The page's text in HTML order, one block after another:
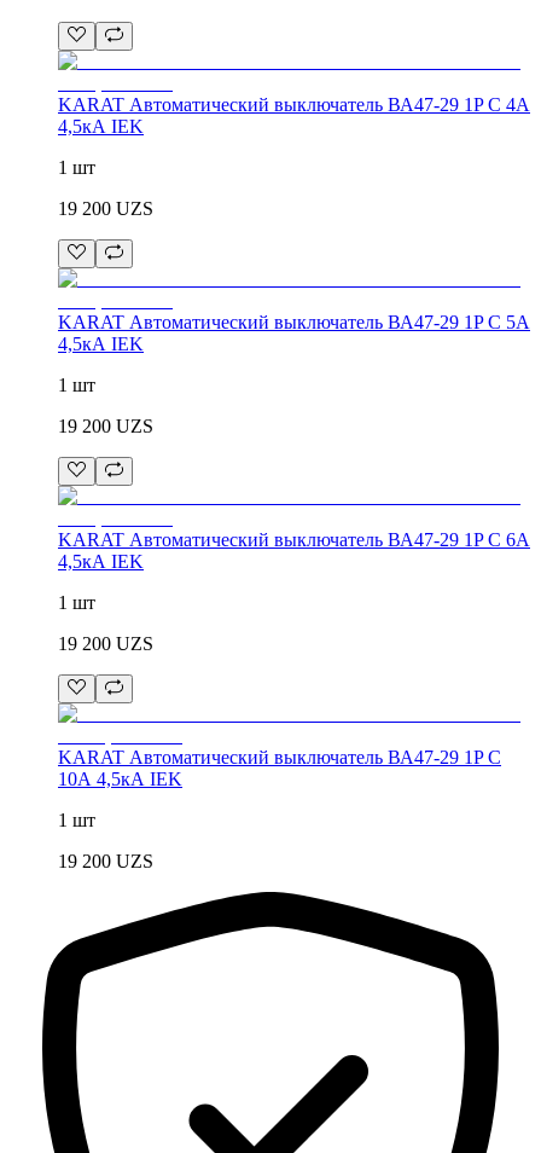
KARAT Автоматический выключатель ВА47-29 1P C 4А
4,5кА IEK
1 шт
19 200 UZS
KARAT Автоматический выключатель ВА47-29 1P C 5А
4,5кА IEK
1 шт
19 200 UZS
KARAT Автоматический выключатель ВА47-29 1P C 6А
4,5кА IEK
1 шт
19 200 UZS
KARAT Автоматический выключатель ВА47-29 1P C
10А 4,5кА IEK
1 шт
19 200 UZS